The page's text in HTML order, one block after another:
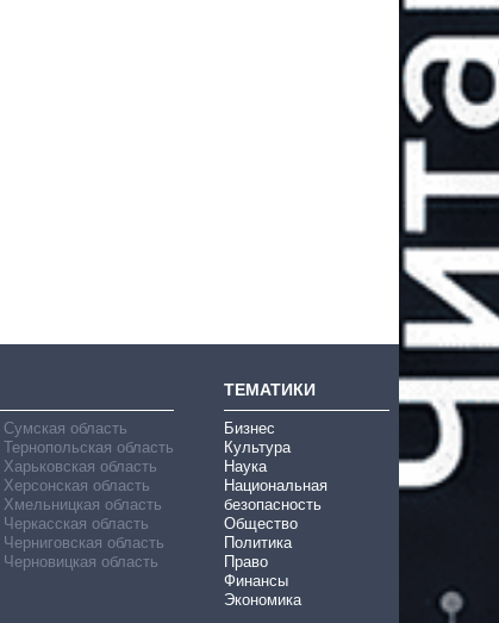
Сумская область
Тернопольская область
Харьковская область
Херсонская область
Хмельницкая область
Черкасская область
Черниговская область
Черновицкая область
ТЕМАТИКИ
Бизнес
Культура
Наука
Национальная
безопасность
Общество
Политика
Право
Финансы
Экономика